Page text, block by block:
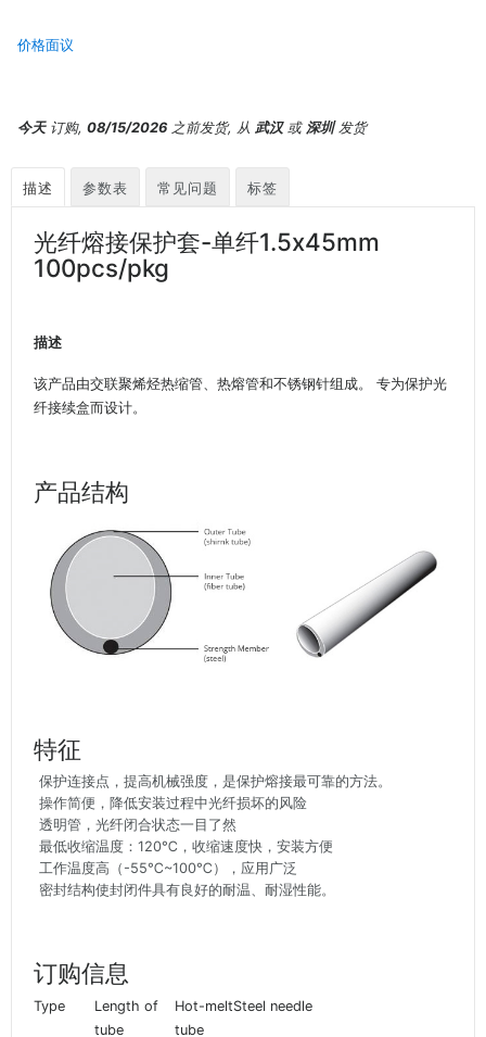
价格面议
今天订购,08/15/2026 之前发货, 从武汉或 深圳发货
描述 参数表 常见问题 标签
光纤熔接保护套-单纤1.5x45mm
100pcs/pkg
描述
该产品由交联聚烯烃热缩管、热熔管和不锈钢针组成。 专为保护光
纤接续盒而设计。
产品结构
特征
保护连接点，提高机械强度，是保护熔接最可靠的方法。
操作简便，降低安装过程中光纤损坏的风险
透明管，光纤闭合状态一目了然
最低收缩温度：120℃，收缩速度快，安装方便
工作温度高（-55℃~100℃），应用广泛
密封结构使封闭件具有良好的耐温、耐湿性能。
订购信息
Type
Length of
tube
Hot-melt
tube
Steel needle